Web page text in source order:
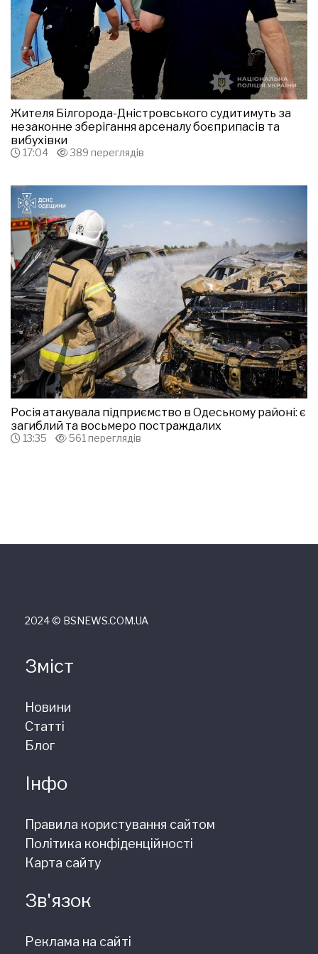
Жителя Білгорода-Дністровського судитимуть за
незаконне зберігання арсеналу боєприпасів та
вибухівки
17:04 389 переглядів
Росія атакувала підприємство в Одеському районі: є
загиблий та восьмеро постраждалих
13:35 561 переглядів
2024 © ВSNEWS.COM.UA
Зміст
Новини
Статті
Блог
Інфо
Правила користування сайтом
Політика конфіденційності
Карта сайту
Зв'язок
Реклама на сайті